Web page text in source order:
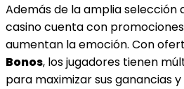
Además de la amplia selección
casino cuenta con
aumentan la emoción. Con
Bonos, los jugadores tienen
para maximizar sus ganancias